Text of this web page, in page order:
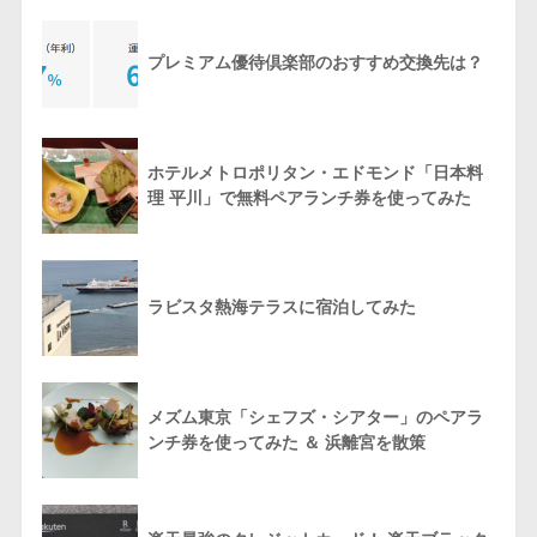
プレミアム優待倶楽部のおすすめ交換先は？
ホテルメトロポリタン・エドモンド「日本料
理 平川」で無料ペアランチ券を使ってみた
ラビスタ熱海テラスに宿泊してみた
メズム東京「シェフズ・シアター」のペアラ
ンチ券を使ってみた ＆ 浜離宮を散策